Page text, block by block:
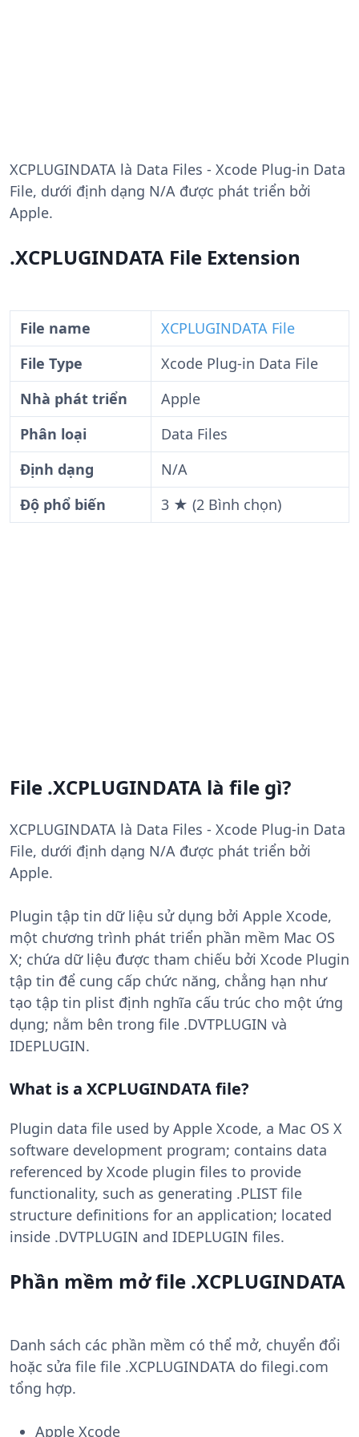
XCPLUGINDATA là Data Files - Xcode Plug-in Data
File, dưới định dạng N/A được phát triển bởi
Apple.
.XCPLUGINDATA File Extension
File name
XCPLUGINDATA File
File Type
Xcode Plug-in Data File
Nhà phát triển
Apple
Phân loại
Data Files
Định dạng
N/A
Độ phổ biến
3 ★ (2 Bình chọn)
File .XCPLUGINDATA là file gì?
XCPLUGINDATA là Data Files - Xcode Plug-in Data
File, dưới định dạng N/A được phát triển bởi
Apple.
Plugin tập tin dữ liệu sử dụng bởi Apple Xcode,
một chương trình phát triển phần mềm Mac OS
X; chứa dữ liệu được tham chiếu bởi Xcode Plugin
tập tin để cung cấp chức năng, chẳng hạn như
tạo tập tin plist định nghĩa cấu trúc cho một ứng
dụng; nằm bên trong file .DVTPLUGIN và
IDEPLUGIN.
What is a XCPLUGINDATA file?
Plugin data file used by Apple Xcode, a Mac OS X
software development program; contains data
referenced by Xcode plugin files to provide
functionality, such as generating .PLIST file
structure definitions for an application; located
inside .DVTPLUGIN and IDEPLUGIN files.
Phần mềm mở file .XCPLUGINDATA
Danh sách các phần mềm có thể mở, chuyển đổi
hoặc sửa file file .XCPLUGINDATA do filegi.com
tổng hợp.
Apple Xcode